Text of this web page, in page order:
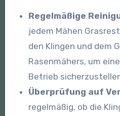
Regelmäßige
jedem Mähen
den Klingen und dem
Rasenmähers, um
Betrieb
Überprüfung auf
regelmäßig, ob die